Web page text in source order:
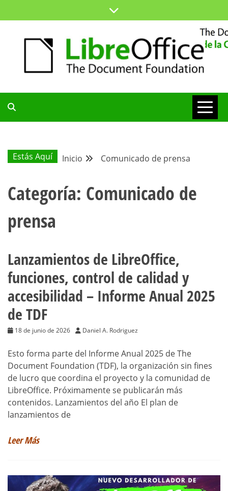
al
BLOG DE LA
COMUNIDAD
HISPANA
Estás Aquí Inicio Comunicado de prensa
Categoría: Comunicado de
prensa
Lanzamientos de LibreOffice,
funciones, control de calidad y
accesibilidad – Informe Anual 2025
de TDF
18 de junio de 2026 Daniel A. Rodriguez
Esto forma parte del Informe Anual 2025 de The
Document Foundation (TDF), la organización sin fines
de lucro que coordina el proyecto y la comunidad de
LibreOffice. Próximamente se publicarán más
contenidos. Lanzamientos del año El plan de
lanzamientos de
Leer Más